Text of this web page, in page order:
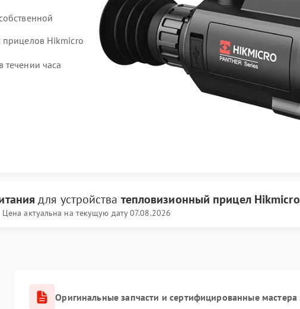
прицелов Hikmicro
часа
для устройства тепловизионный прицел Hikmicro
Цена актуальна на текущую дату 07.08.2026
Оригинальные запчасти и сертифицированные мастера